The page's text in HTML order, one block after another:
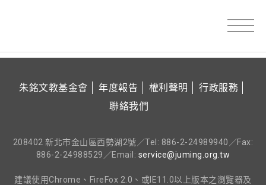
朱銘文教基金會 年度報告 權利聲明
行政服務
聯絡我們
208402 新北市金山區西勢湖2號／Tel: 886-2-24989940／Fax:
886-2-24988529／Email: service@juming.org.tw
建議使用Chrome、FireFox 2.0、或IE11.0以上版本之瀏覽器及